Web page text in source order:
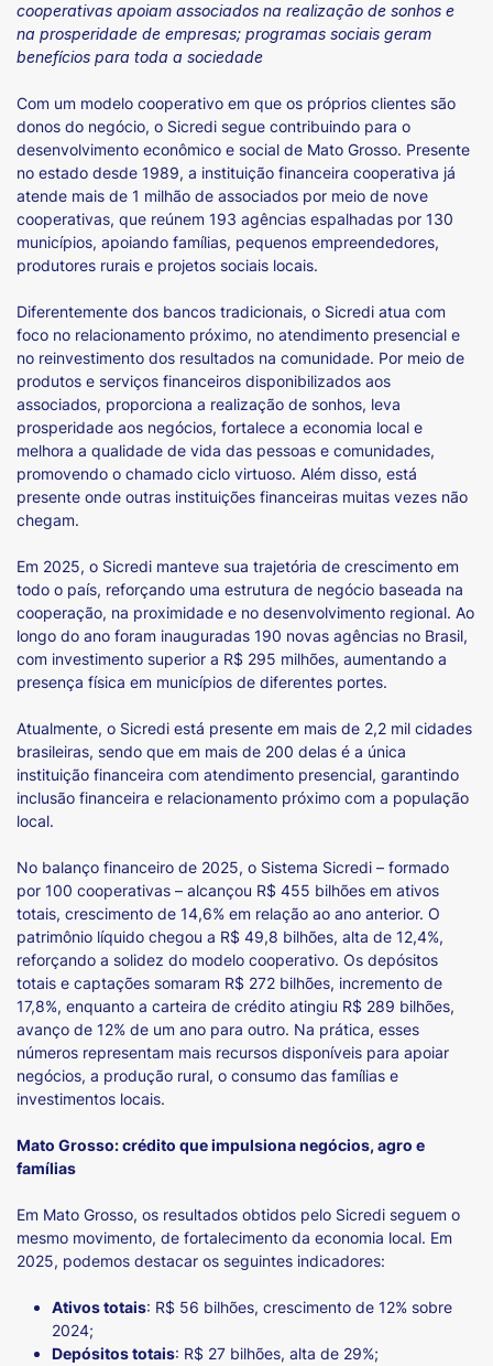
cooperativas apoiam associados na realização de sonhos e
na prosperidade de empresas; programas sociais geram
benefícios para toda a sociedade
Com um modelo cooperativo em que os próprios clientes são
donos do negócio, o Sicredi segue contribuindo para o
desenvolvimento econômico e social de Mato Grosso. Presente
no estado desde 1989, a instituição financeira cooperativa já
atende mais de 1 milhão de associados por meio de nove
cooperativas, que reúnem 193 agências espalhadas por 130
municípios, apoiando famílias, pequenos empreendedores,
produtores rurais e projetos sociais locais.
Diferentemente dos bancos tradicionais, o Sicredi atua com
foco no relacionamento próximo, no atendimento presencial e
no reinvestimento dos resultados na comunidade. Por meio de
produtos e serviços financeiros disponibilizados aos
associados, proporciona a realização de sonhos, leva
prosperidade aos negócios, fortalece a economia local e
melhora a qualidade de vida das pessoas e comunidades,
promovendo o chamado ciclo virtuoso. Além disso, está
presente onde outras instituições financeiras muitas vezes não
chegam.
Em 2025, o Sicredi manteve sua trajetória de crescimento em
todo o país, reforçando uma estrutura de negócio baseada na
cooperação, na proximidade e no desenvolvimento regional. Ao
longo do ano foram inauguradas 190 novas agências no Brasil,
com investimento superior a R$ 295 milhões, aumentando a
presença física em municípios de diferentes portes.
Atualmente, o Sicredi está presente em mais de 2,2 mil cidades
brasileiras, sendo que em mais de 200 delas é a única
instituição financeira com atendimento presencial, garantindo
inclusão financeira e relacionamento próximo com a população
local.
No balanço financeiro de 2025, o Sistema Sicredi – formado
por 100 cooperativas – alcançou R$ 455 bilhões em ativos
totais, crescimento de 14,6% em relação ao ano anterior. O
patrimônio líquido chegou a R$ 49,8 bilhões, alta de 12,4%,
reforçando a solidez do modelo cooperativo. Os depósitos
totais e captações somaram R$ 272 bilhões, incremento de
17,8%, enquanto a carteira de crédito atingiu R$ 289 bilhões,
avanço de 12% de um ano para outro. Na prática, esses
números representam mais recursos disponíveis para apoiar
negócios, a produção rural, o consumo das famílias e
investimentos locais.
Mato Grosso: crédito que impulsiona negócios, agro e
famílias
Em Mato Grosso, os resultados obtidos pelo Sicredi seguem o
mesmo movimento, de fortalecimento da economia local. Em
2025, podemos destacar os seguintes indicadores:
Ativos totais: R$ 56 bilhões, crescimento de 12% sobre
2024;
Depósitos totais: R$ 27 bilhões, alta de 29%;